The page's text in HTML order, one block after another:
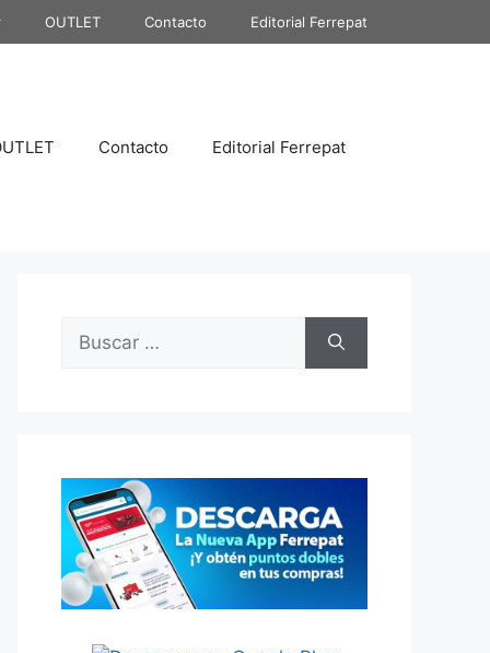
OUTLET Contacto Editorial Ferrepat
Contacto Editorial Ferrepat
Buscar: